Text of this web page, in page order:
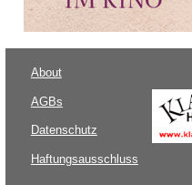
About
AGBs
Datenschutz
Haftungsausschluss